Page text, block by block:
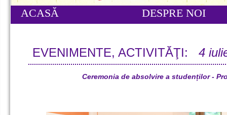
ACASĂ DESPRE NOI
EVENIMENTE, ACTIVITĂŢI: 4
Ceremonia de absolvire a studenților -